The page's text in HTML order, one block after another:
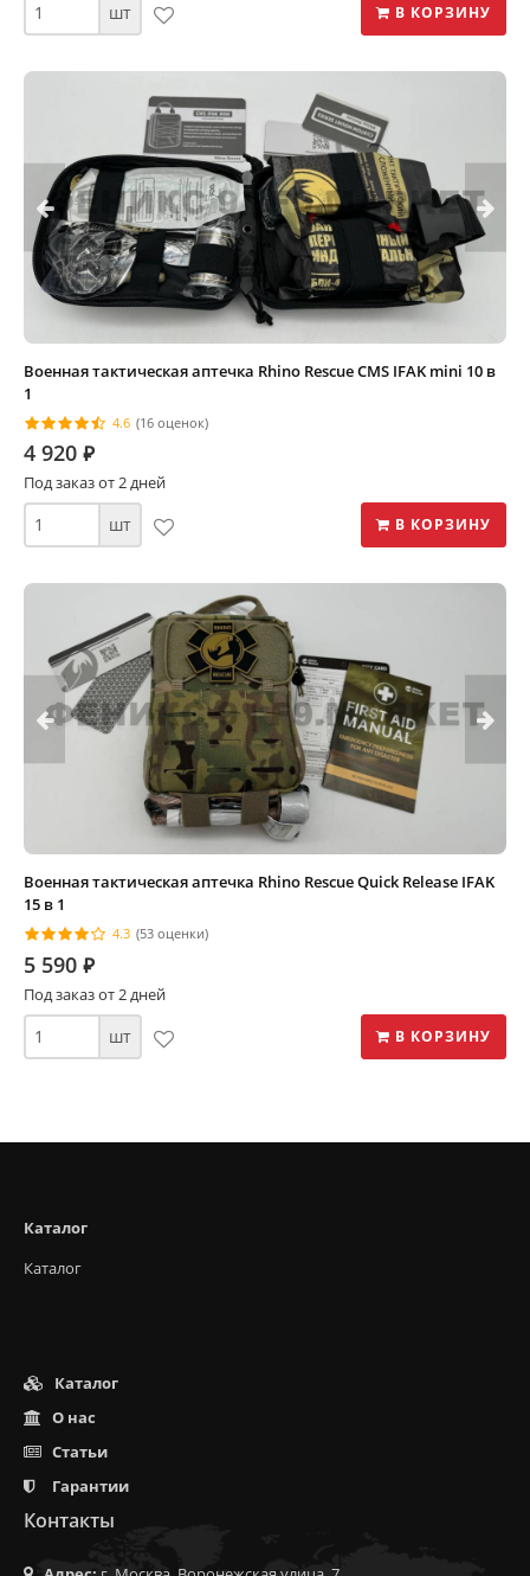
шт В КОРЗИНУ
Военная тактическая аптечка Rhino Rescue CMS IFAK mini 10 в
1
4.6 (16 оценок)
4 920 ⃏
Под заказ от 2 дней
шт В КОРЗИНУ
Военная тактическая аптечка Rhino Rescue Quick Release IFAK
15 в 1
4.3 (53 оценки)
5 590 ⃏
Под заказ от 2 дней
шт В КОРЗИНУ
Каталог
Каталог
Каталог
О нас
Статьи
Гарантии
Контакты